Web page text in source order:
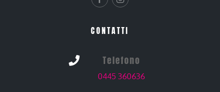
CONTATTI
 Telefono
0445 360636